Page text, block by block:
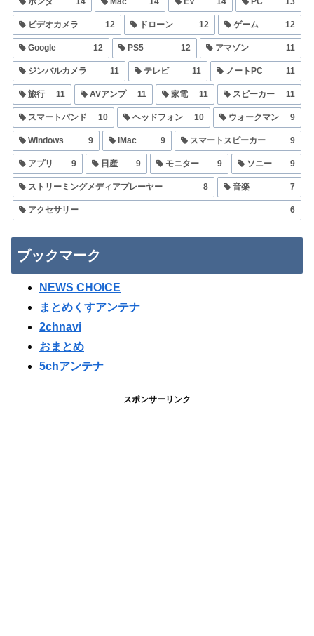
ビデオカメラ 12 ドローン 12 ゲーム 12
Google 12 PS5 12 アマゾン 11
ジンバルカメラ 11 テレビ 11 ノートPC 11
旅行 11 AVアンプ 11 家電 11 スピーカー 11
スマートバンド 10 ヘッドフォン 10 ウォークマン 9
Windows 9 iMac 9 スマートスピーカー 9
アプリ 9 日産 9 モニター 9 ソニー 9
ストリーミングメディアプレーヤー 8 音楽 7
アクセサリー 6
ブックマーク
NEWS CHOICE
まとめくすアンテナ
2chnavi
おまとめ
5chアンテナ
スポンサーリンク